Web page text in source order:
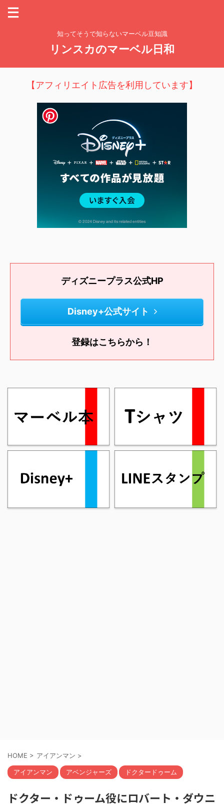
知ってそうで知らないマーベル豆知識
リンスカのマーベル日和
【アフィリエイト広告を利用しています】
ディズニープラス公式HP
Disney+公式サイト
登録はこちらから！
HOME > アイアンマン >
アイアンマン アベンジャーズ ドクタードゥーム
ドクター・ドゥーム役にロバート・ダウニ